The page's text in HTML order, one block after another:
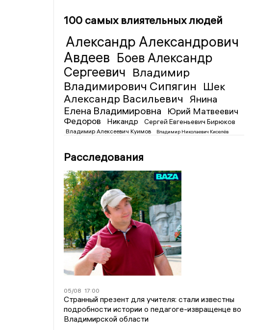
100 самых влиятельных людей
Александр Александрович
Авдеев Боев Александр
Сергеевич Владимир
Владимирович Сипягин Шек
Александр Васильевич
Янина
Елена Владимировна
Юрий Матвеевич
Федоров
Никандр Сергей Евгеньевич Бирюков
Владимир Алексеевич Куимов Владимир Николаевич Киселёв
Расследования
05/08 17:00
Странный презент для учителя: стали известны
подробности истории о педагоге-извращенце во
Владимирской области